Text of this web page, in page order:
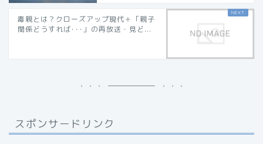
毒親とは？クローズアップ現代＋「親子
関係どうすれば･･･」の再放送・見ど...
スポンサードリンク